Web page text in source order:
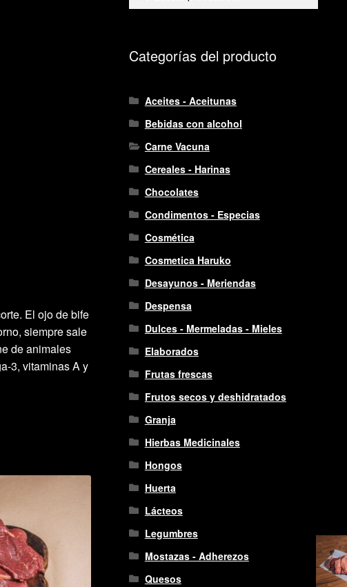
El ojo de bife
siempre sale
de animales
3, vitaminas A y
Categorías del producto
Aceites - Aceitunas
Bebidas con alcohol
Carne Vacuna
Cereales - Harinas
Chocolates
Condimentos - Especias
Cosmética
Cosmetica Haruko
Desayunos - Meriendas
Despensa
Dulces - Mermeladas - Mieles
Elaborados
Frutas frescas
Frutos secos y deshidratados
Granja
Hierbas Medicinales
Hongos
Huerta
Lácteos
Legumbres
Mostazas - Adherezos
Quesos